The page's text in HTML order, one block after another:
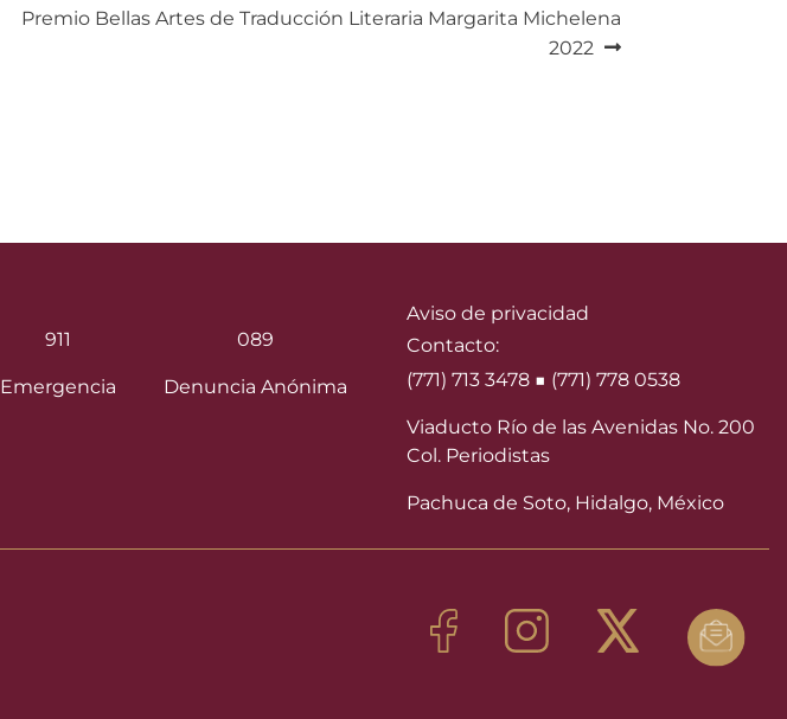
Siguiente:
Premio Bellas Artes de Traducción Literaria Margarita Michelena
2022
911
Emergencia
089
Denuncia Anónima
Aviso de privacidad
Contacto:
(771) 713 3478 ■ (771) 778 0538
Viaducto Río de las Avenidas No. 200
Col. Periodistas
Pachuca de Soto, Hidalgo, México